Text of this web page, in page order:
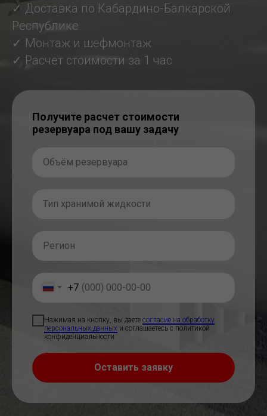
✓ Доставка по Кабардино-Балкарской
Республике
✓ Монтаж и шефмонтаж
✓ Расчет стоимости за 1 час
Получите расчет стоимости
резервуара под вашу задачу
+7
Нажимая на кнопку, вы даете согласие на обработку
персональных данных и соглашаетесь c политикой
конфиденциальности
Оставить заявку